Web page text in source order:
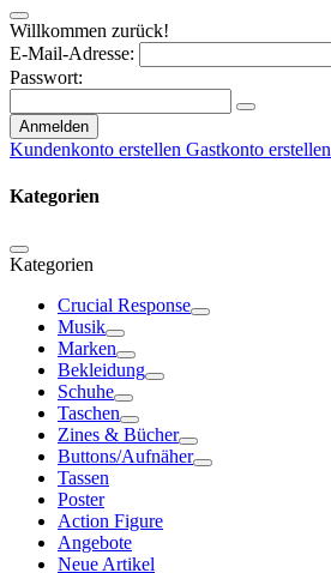
Willkommen zurück!
E-Mail-Adresse:
Passwort:
Anmelden
Kundenkonto erstellen Gastkonto erstellen
Kategorien
Kategorien
Crucial Response
Musik
Marken
Bekleidung
Schuhe
Taschen
Zines & Bücher
Buttons/Aufnäher
Tassen
Poster
Action Figure
Angebote
Neue Artikel